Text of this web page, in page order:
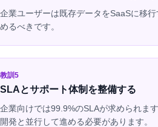
企業ユーザーは既存データをSaaSに移
めるべきです。
教訓5
SLAとサポート体制を整備する
企業向けでは99.9%のSLAが求められま
開発と並行して進める必要があります。